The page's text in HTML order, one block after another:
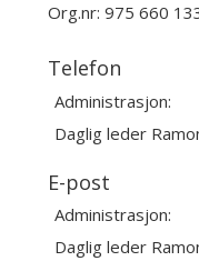
Org.nr: 975 660
Telefon
Administrasjon:
Daglig leder
E-post
Administrasjon:
Daglig leder